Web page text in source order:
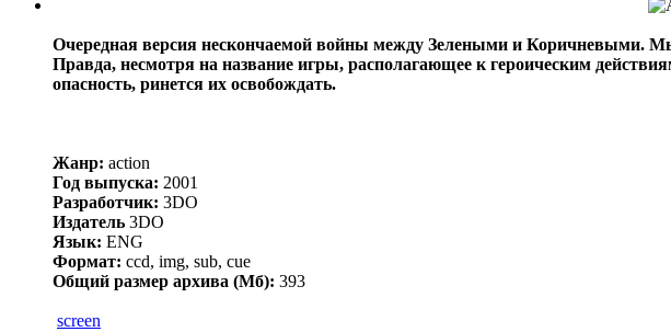
Очередная версия нескончаемой войны между Зелеными и Коричневыми.
Правда, несмотря на название игры, располагающее к героическим
опасность, ринется их освобождать.
Жанр: action
Год выпуска: 2001
Разработчик: 3DO
Издатель 3DO
Язык: ENG
Формат: ccd, img, sub, cue
Общий размер архива (Мб): 393
screen